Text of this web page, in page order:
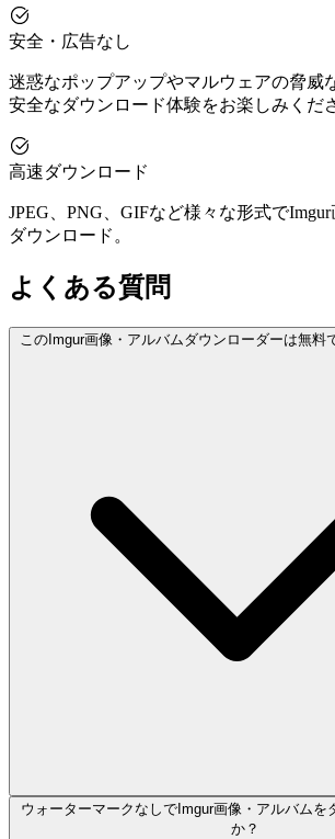
安全・広告なし
迷惑なポップアップやマルウェアの脅威
安全なダウンロード体験をお楽しみくだ
高速ダウンロード
JPEG、PNG、GIFなど様々な形式で
ダウンロード。
よくある質問
このImgur画像・アルバムダウンローダーは無料
ウォーターマークなしでImgur画像・アルバムを
か？